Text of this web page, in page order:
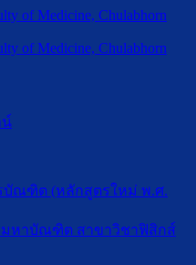
น์
บัณฑิต (หลักสูตรใหม่ พ.ศ.
มหาบัณฑิต สาขาวิชาฟิสิกส์